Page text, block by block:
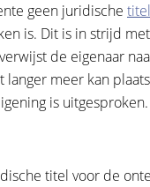
geen juridische titel
is. Dit is in strijd
de eigenaar
langer meer kan
is uitgesproken.
titel voor de